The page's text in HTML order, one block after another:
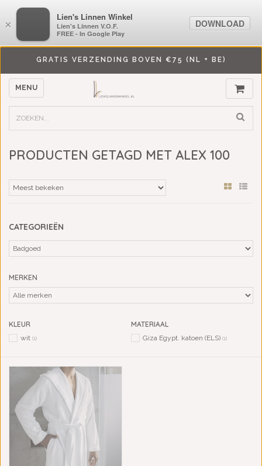
GRATIS VERZENDING BOVEN €75 (NL + BE)
MENU
PRODUCTEN GETAGD MET ALEX 100
CATEGORIEËN
MERKEN
KLEUR
wit (1)
MATERIAAL
Giza Egypt. katoen (ELS) (1)
×
LiensLinnenwinkel.nl
Lien's Linnen V.O.F.
FREE - In Google Play
DOWNLOAD
×
Lien's Linnen Winkel
Lien's Linnen V.O.F.
FREE - In Google Play
DOWNLOAD